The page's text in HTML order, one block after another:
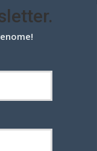
você